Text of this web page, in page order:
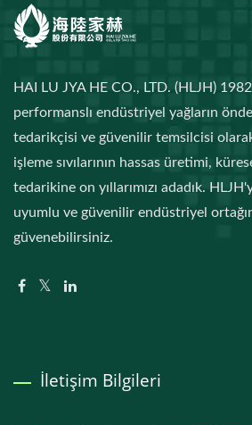
HAI LU JYA HE CO., LTD. (HLJH)
performanslı endüstriyel yağların
tedarikçisi ve güvenilir temsilcisi
işleme sıvılarının hassas üretimi,
tedarikine on yıllarımızı adadık.
uyumlu ve güvenilir endüstriyel
güvenebilirsiniz.
İletişim Bilgileri